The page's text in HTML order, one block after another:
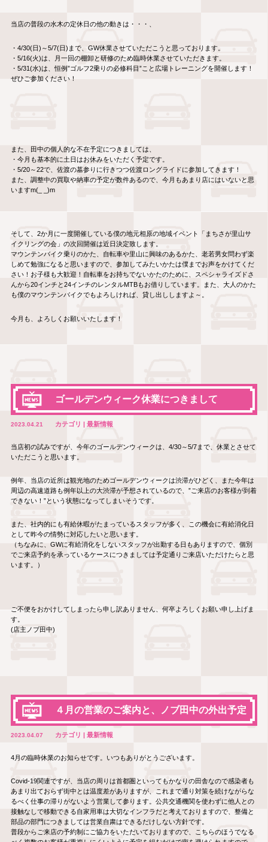
当店の普段の水木の定休日の他の動きは・・・、
・4/30(日)～5/7(日)まで、GW休業させていただこうと思っております。
・5/16(火)は、月一回の棚卸と研修のため臨時休業させていただきます。
・5/31(水)は、恒例”ゴルフ2乗りの必修科目”こと広場トレーニングを開催します！
ぜひご参加ください！
また、田中の個人的な不在予定につきましては、
・今月も基本的に土日はお休みをいただく予定です。
・5/20～22で、佐渡の墓参りに行きつつ佐渡ロングライドに参加してきます！
また、調整中の買取や納車の予定が数件あるので、今月もあまり店にはいないと思
いますm(_ _)m
そして、2か月に一度開催している僕の地元相原の地域イベント「まちさが里山サ
イクリングの会」の次回開催は近日決定致します。
マウンテンバイク乗りのかた、自転車や里山に興味のあるかた、老若男女問わず楽
しめて勉強になると思いますので、参加してみたいかたは僕までお声をかけてくだ
さい！お子様も大歓迎！自転車をお持ちでないかたのために、スペシャライズドさ
んから20インチと24インチのレンタルMTBもお借りしています。また、大人のかた
も僕のマウンテンバイクでもよろしければ、貸し出ししますよ～。
今月も、よろしくお願いいたします！
ゴールデンウィーク休業につきまして
2023.04.21 カテゴリ | 最新情報
当店初の試みですが、今年のゴールデンウィークは、4/30～5/7まで、休業とさせて
いただこうと思います。
例年、当店の近所は観光地のためゴールデンウィークは渋滞がひどく、また今年は
周辺の高速道路も例年以上の大渋滞が予想されているので、”ご来店のお客様が到着
できない！”という状態になってしまいそうです。
また、社内的にも有給休暇がたまっているスタッフが多く、この機会に有給消化日
として昨今の情勢に対応したいと思います。
（ちなみに、GWに有給消化をしないスタッフが出勤する日もありますので、個別
でご来店予約を承っているケースにつきましては予定通りご来店いただけたらと思
います。）
ご不便をおかけしてしまったら申し訳ありません、何卒よろしくお願い申し上げま
す。
(店主ノブ田中)
４月の営業のご案内と、ノブ田中の外出予定
2023.04.07 カテゴリ | 最新情報
4月の臨時休業のお知らせです。いつもありがとうございます。
Covid-19関連ですが、当店の周りは首都圏といってもかなりの田舎なので感染者も
あまり出ておらず街中とは温度差がありますが、これまで通り対策を続けながらな
るべく仕事の滞りがないよう営業して参ります。公共交通機関を使わずに他人との
接触なしで移動できる自家用車は大切なインフラだと考えておりますので、整備と
部品の部門につきましては営業自粛はできるだけしない方針です。
普段からご来店の予約制にご協力をいただいておりますので、こちらのほうでなる